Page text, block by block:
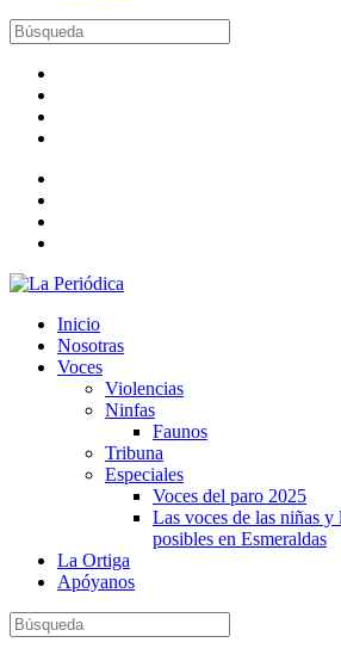
Inicio
Nosotras
Voces
Violencias
Ninfas
Faunos
Tribuna
Especiales
Voces del paro 2025
Las voces de las niñas
posibles en Esmeraldas
La Ortiga
Apóyanos